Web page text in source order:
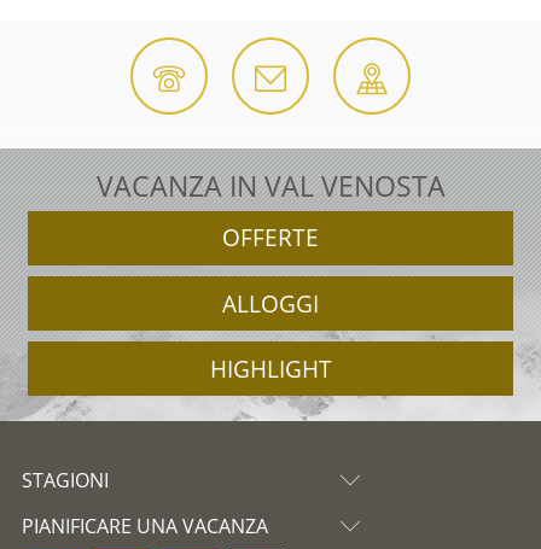
VACANZA IN VAL VENOSTA
OFFERTE
ALLOGGI
HIGHLIGHT
STAGIONI
PIANIFICARE UNA VACANZA